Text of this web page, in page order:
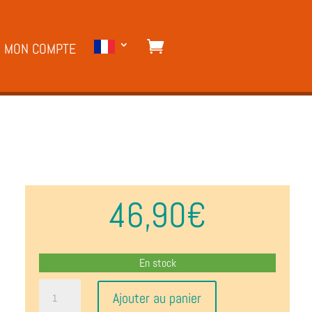
MON COMPTE
46,90€
En stock
Ajouter au panier